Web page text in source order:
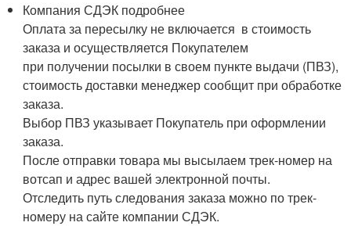
Компания СДЭК подробнее
Оплата за пересылку не включается в стоимость
заказа и осуществляется Покупателем
при получении посылки в своем пункте выдачи (ПВЗ),
стоимость доставки менеджер сообщит при обработке
заказа.
Выбор ПВЗ указывает Покупатель при оформлении
заказа.
После отправки товара мы высылаем трек-номер на
вотсап и адрес вашей электронной почты.
Отследить путь следования заказа можно по трек-
номеру на сайте компании СДЭК.